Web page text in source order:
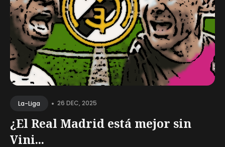
La-Liga • 26 DEC, 2025
¿El Real Madrid está mejor sin
Vini...